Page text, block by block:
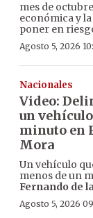
mes de
económica y
poner en
Agosto 5, 2026
Nacionales
Video:
un
minuto en
Mora
Un vehículo
menos de un
Fernando de
Agosto 5, 2026